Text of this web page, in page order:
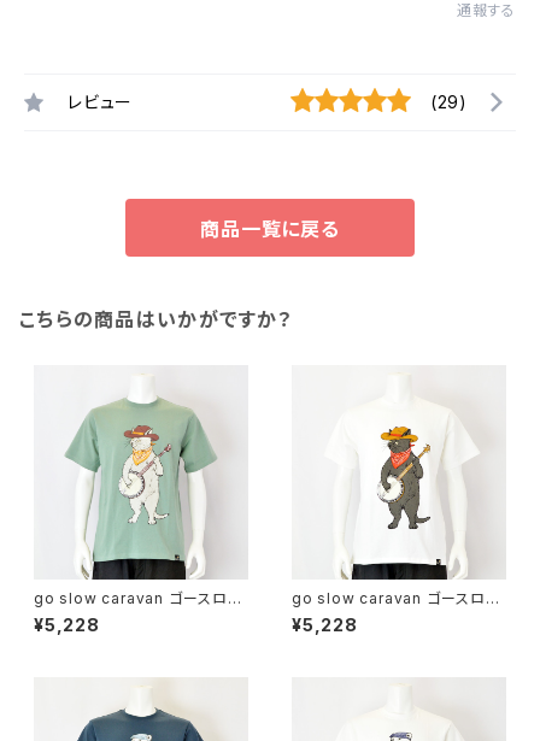
通報する
レビュー (29)
商品一覧に戻る
こちらの商品はいかがですか？
go slow caravan ゴースロー
キャラバン｜綿100％バンジョー
猫プリント半袖Tシャツ｜USA/
¥5,228
go slow caravan ゴースロー
キャラバン｜綿100％バンジョー
猫プリント半袖Tシャツ｜USA/
¥5,228